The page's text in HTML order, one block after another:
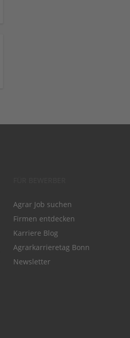
Agrar Job suchen
Firmen entdecken
Karriere Blog
Agrarkarrieretag Bonn
Newsletter